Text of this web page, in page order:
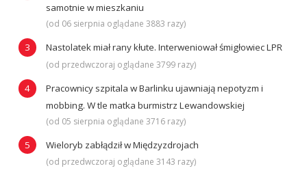
samotnie w mieszkaniu
(od 06 sierpnia oglądane 3883 razy)
Nastolatek miał rany kłute. Interweniował śmigłowiec LPR
(od przedwczoraj oglądane 3799 razy)
Pracownicy szpitala w Barlinku ujawniają nepotyzm i
mobbing. W tle matka burmistrz Lewandowskiej
(od 05 sierpnia oglądane 3716 razy)
Wieloryb zabłądził w Międzyzdrojach
(od przedwczoraj oglądane 3143 razy)